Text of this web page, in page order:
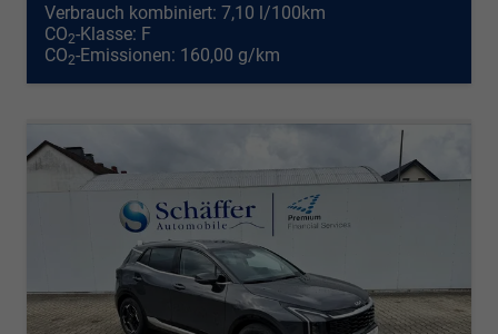
Verbrauch kombiniert: 7,10 l/100km
CO2-Klasse: F
CO2-Emissionen: 160,00 g/km